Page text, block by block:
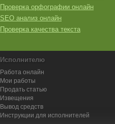
Проверка орфографии онлайн
SEO анализ онлайн
Проверка качества текста
Исполнителю
Работа онлайн
Мои работы
Продать статью
Извещения
Вывод средств
Инструкции для исполнителей